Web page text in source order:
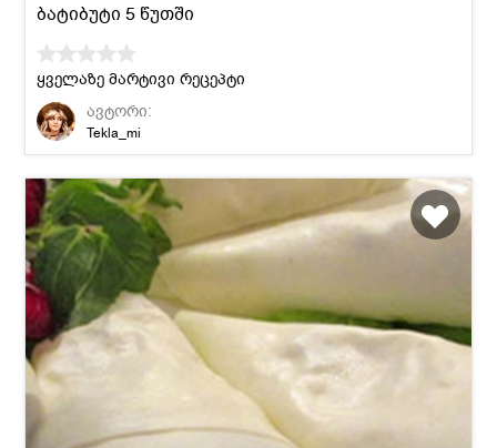
ბატიბუტი 5 წუთში
ყველაზე მარტივი რეცეპტი
ავტორი:
Tekla_mi